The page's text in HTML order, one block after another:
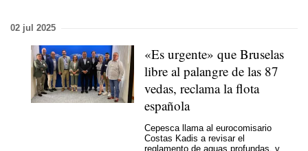
02 jul 2025
«Es urgente» que Bruselas
libre al palangre de las 87
vedas, reclama la flota
española
Cepesca llama al eurocomisario
Costas Kadis a revisar el
reglamento de aguas profundas, y